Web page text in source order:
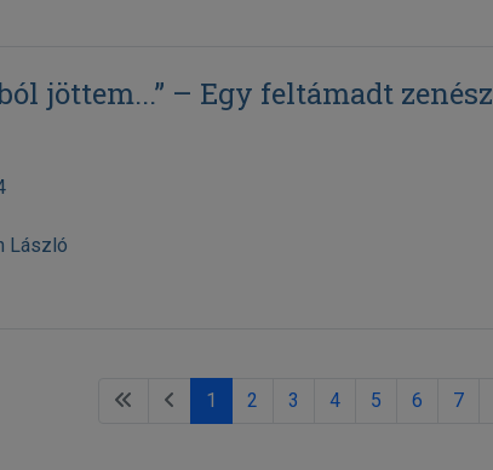
jöttem...” – Egy feltámadt zenész
László
1
2 3 4 5 6 7